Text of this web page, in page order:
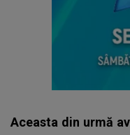
Aceasta din urmă